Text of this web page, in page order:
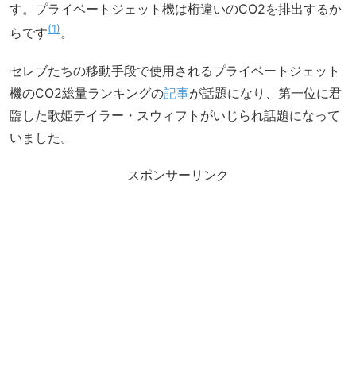
す。プライベートジェット機は桁違いのCO2を排出するか
らです 1 。
セレブたちの移動手段で使用されるプライベートジェット
機のCO2総量ランキングの記事が話題になり、第一位に君
臨した歌姫テイラー・スウィフトがいじられ話題になって
いました。
スポンサーリンク